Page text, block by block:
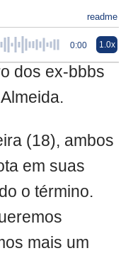
readme
0:00 1.0x
dos ex-bbbs
(18), ambos
em suas
o término.
mais um